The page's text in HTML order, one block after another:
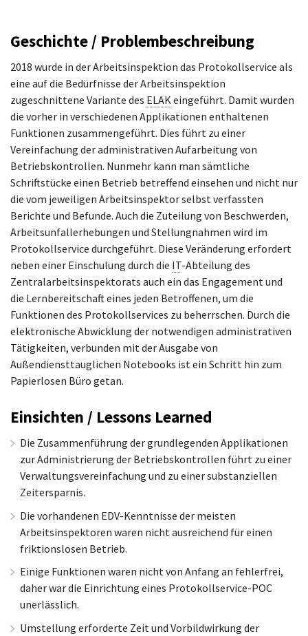
Geschichte / Problembeschreibung
2018 wurde in der Arbeitsinspektion das Protokollservice als
eine auf die Bedürfnisse der Arbeitsinspektion
zugeschnittene Variante des ELAK eingeführt. Damit wurden
die vorher in verschiedenen Applikationen enthaltenen
Funktionen zusammengeführt. Dies führt zu einer
Vereinfachung der administrativen Aufarbeitung von
Betriebskontrollen. Nunmehr kann man sämtliche
Schriftstücke einen Betrieb betreffend einsehen und nicht nur
die vom jeweiligen Arbeitsinspektor selbst verfassten
Berichte und Befunde. Auch die Zuteilung von Beschwerden,
Arbeitsunfallerhebungen und Stellungnahmen wird im
Protokollservice durchgeführt. Diese Veränderung erfordert
neben einer Einschulung durch die IT-Abteilung des
Zentralarbeitsinspektorats auch ein das Engagement und
die Lernbereitschaft eines jeden Betroffenen, um die
Funktionen des Protokollservices zu beherrschen. Durch die
elektronische Abwicklung der notwendigen administrativen
Tätigkeiten, verbunden mit der Ausgabe von
Außendiensttauglichen Notebooks ist ein Schritt hin zum
Papierlosen Büro getan.
Einsichten / Lessons Learned
Die Zusammenführung der grundlegenden Applikationen
zur Administrierung der Betriebskontrollen führt zu einer
Verwaltungsvereinfachung und zu einer substanziellen
Zeitersparnis.
Die vorhandenen EDV-Kenntnisse der meisten
Arbeitsinspektoren waren nicht ausreichend für einen
friktionslosen Betrieb.
Einige Funktionen waren nicht von Anfang an fehlerfrei,
daher war die Einrichtung eines Protokollservice-POC
unerlässlich.
Umstellung erforderte Zeit und Vorbildwirkung der